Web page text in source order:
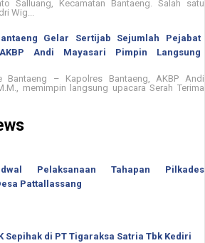
Salluang, Kecamatan Bantaeng. Salah satu
Wig...
Gelar Sertijab Sejumlah Pejabat
Andi Mayasari Pimpin Langsung
Bantaeng – Kapolres Bantaeng, AKBP Andi
memimpin langsung upacara Serah Terima
Pelaksanaan Tahapan Pilkades
Pattallassang
Sepihak di PT Tigaraksa Satria Tbk Kediri